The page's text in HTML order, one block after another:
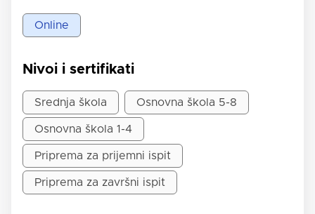
Online
Nivoi i sertifikati
Srednja škola Osnovna škola 5-8
Osnovna škola 1-4
Priprema za prijemni ispit
Priprema za završni ispit